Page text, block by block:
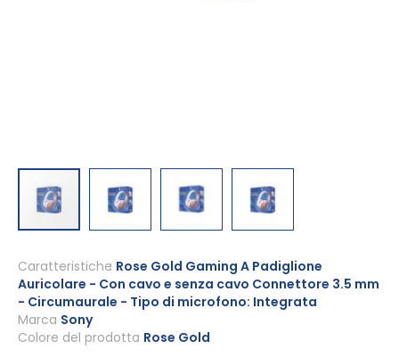
all'inizio
della
galleria
di
immagini
Marca Sony
Caratteristiche Rose Gold Gaming A Padiglione
Auricolare - Con cavo e senza cavo Connettore 3.5 mm
- Circumaurale - Tipo di microfono: Integrata
Colore del prodotto Rose Gold